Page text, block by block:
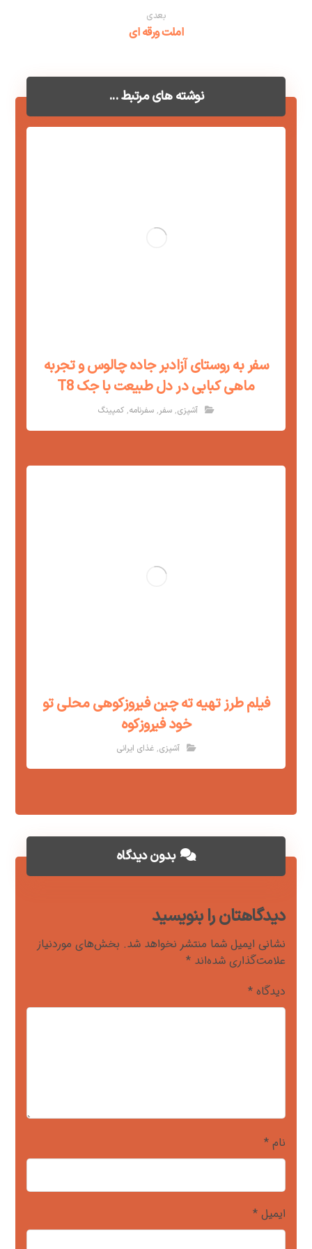
بعدی
املت ورقه ای
نوشته های مرتبط ...
سفر به روستای آزادبر جاده چالوس و تجربه
ماهی کبابی در دل طبیعت با جک T8
آشپزی, سفر, سفرنامه, کمپینگ
فیلم طرز تهیه ته چین فیروزکوهی محلی تو
خود فیروزکوه
آشپزی,غذای ایرانی
بدون دیدگاه
دیدگاهتان را بنویسید
نشانی ایمیل شما منتشر نخواهد شد. بخش‌های موردنیاز
علامت‌گذاری شده‌اند*
دیدگاه*
نام*
ایمیل*